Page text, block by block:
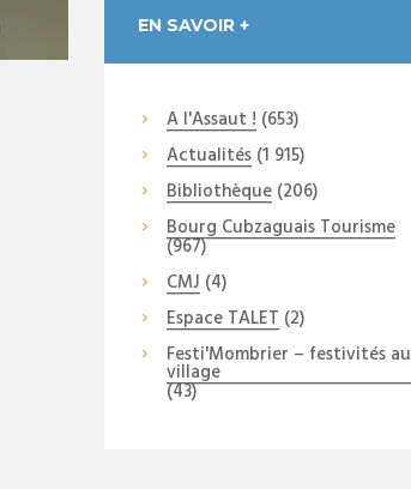
EN SAVOIR +
A l'Assaut ! (653)
Actualités(1 915)
Bibliothèque(206)
Bourg Cubzaguais Tourisme
(967)
CMJ (4)
Espace TALET (2)
Festi'Mombrier – festivités au
village
(43)